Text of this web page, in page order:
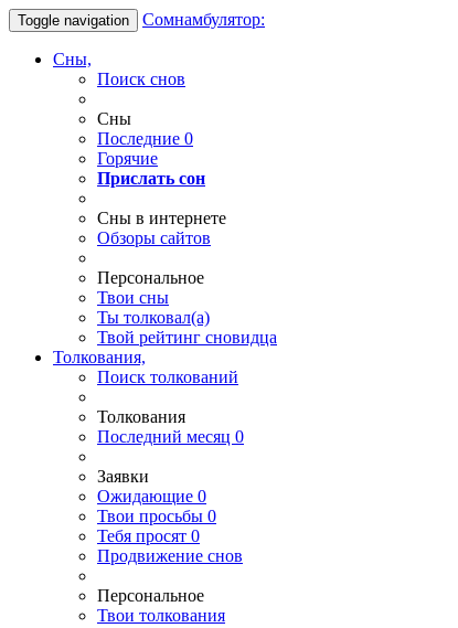
Toggle navigation Сомнамбулятор:
Сны,
Поиск снов
Сны
Последние 0
Горячие
Прислать сон
Сны в интернете
Обзоры сайтов
Персональное
Твои сны
Ты толковал(а)
Твой рейтинг сновидца
Толкования,
Поиск толкований
Толкования
Последний месяц 0
Заявки
Ожидающие 0
Твои просьбы 0
Тебя просят 0
Продвижение снов
Персональное
Твои толкования